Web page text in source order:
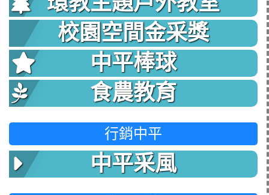
校園空間金采獎
中平棒球
食農教育
行銷中平
中平采風